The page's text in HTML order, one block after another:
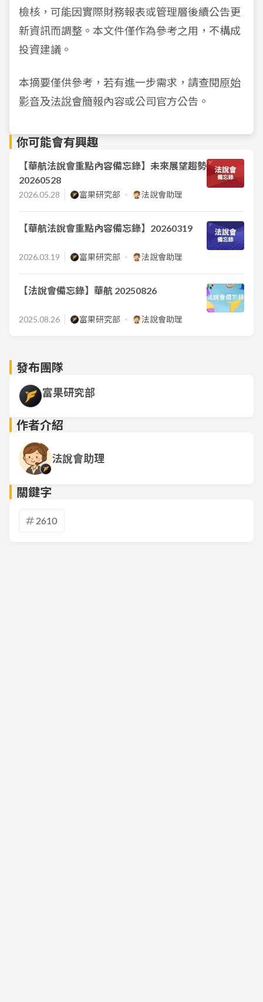
檢核，可能因實際財務報表或管理層後續公告更
新資訊而調整。本文件僅作為參考之用，不構成
投資建議。
本摘要僅供參考，若有進一步需求，請查閱原始
影音及法說會簡報內容或公司官方公告。
你可能會有興趣
【華航法說會重點內容備忘錄】未來展望趨勢
20260528
2026.05.28 富果研究部 法說會助理
【華航法說會重點內容備忘錄】20260319
2026.03.19 富果研究部 法說會助理
【法說會備忘錄】華航 20250826
2025.08.26 富果研究部 法說會助理
發布團隊
富果研究部
作者介紹
法說會助理
關鍵字
2610